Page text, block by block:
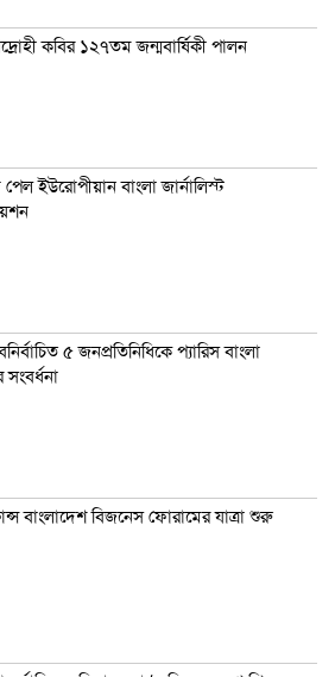
কবির ১২৭তম জন্মবার্ষিকী পালন
ইউরোপীয়ান বাংলা জার্নালিস্ট
৫ জনপ্রতিনিধিকে প্যারিস বাংলা
সংবর্ধনা
বাংলাদেশ বিজনেস ফোরামের যাত্রা শুরু